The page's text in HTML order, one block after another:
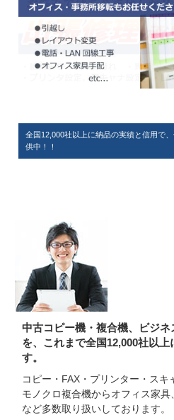
全国12,000社以上に納品の実績と信用で
供中！！
中古コピー機・複合機、ビジ
を、これまで全国12,000社以
す。
コピー・FAX・プリンター・スキ
モノクロ複合機からオフィス家
など多数取り扱いしております。